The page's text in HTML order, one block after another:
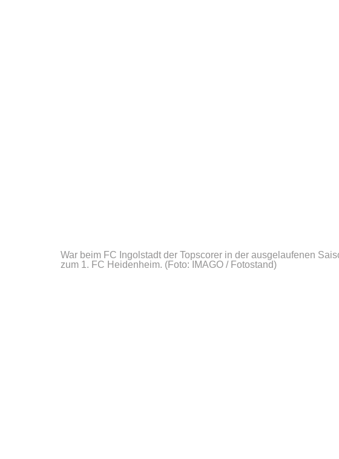
War beim FC Ingolstadt der Topscorer in der ausgelaufenen
zum 1. FC Heidenheim. (Foto: IMAGO / Fotostand)